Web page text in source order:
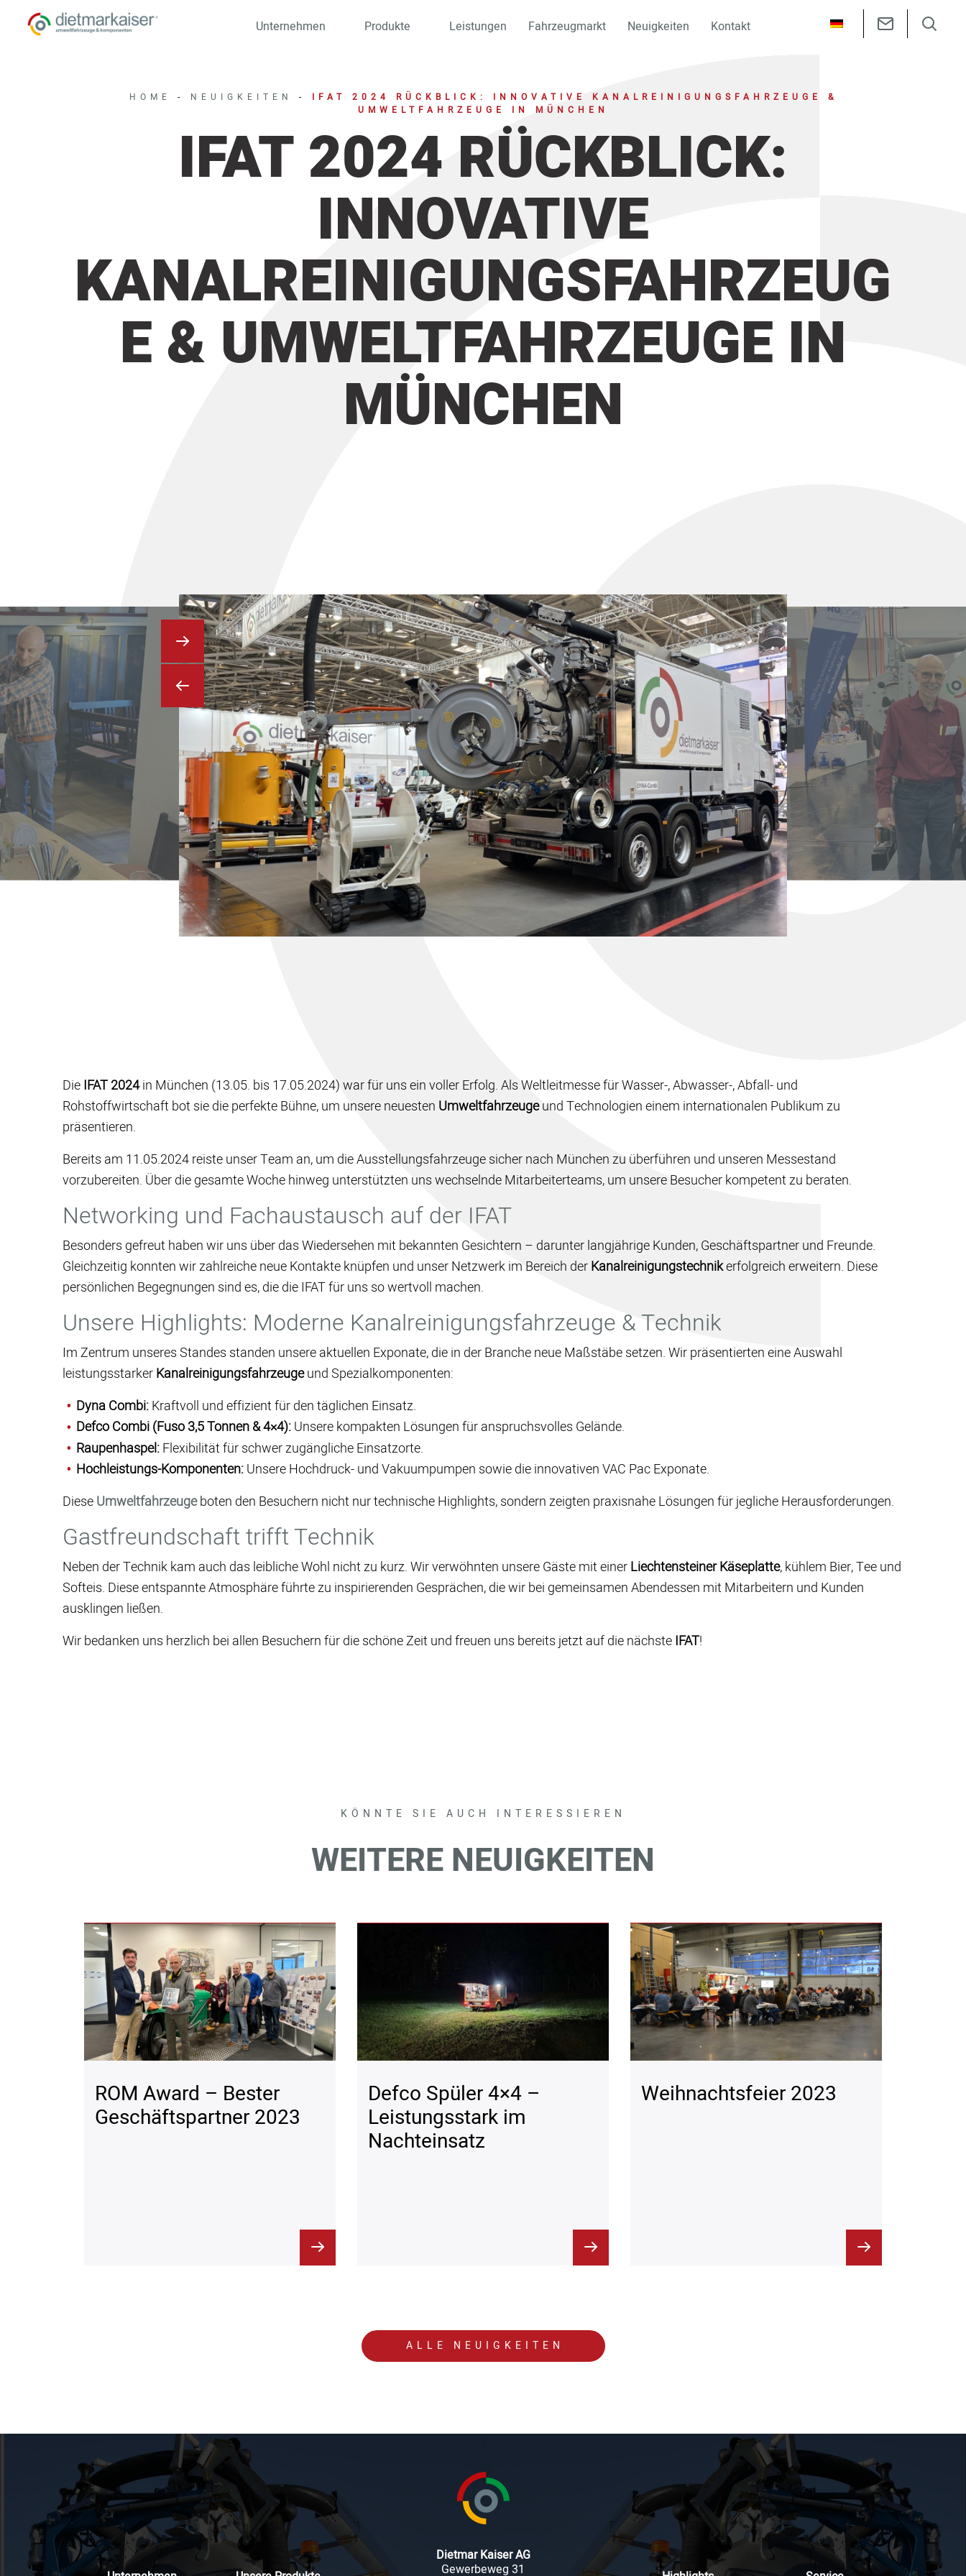
Unternehmen Produkte Leistungen Fahrzeugmarkt Neuigkeiten Kontakt
HOME - NEUIGKEITEN - IFAT 2024 RÜCKBLICK: INNOVATIVE KANALREINIGUNGSFAHRZEUGE &
UMWELTFAHRZEUGE IN MÜNCHEN
IFAT 2024 RÜCKBLICK:
INNOVATIVE
KANALREINIGUNGSFAHRZEUG
E & UMWELTFAHRZEUGE IN
MÜNCHEN
DieIFAT 2024in München (13.05. bis 17.05.2024) war für uns ein voller Erfolg. Als Weltleitmesse für Wasser-, Abwasser-, Abfall- und
Rohstoffwirtschaft bot sie die perfekte Bühne, um unsere neuesten Umweltfahrzeugeund Technologien einem internationalen Publikum zu
präsentieren.
Bereits am 11.05.2024 reiste unser Team an, um die Ausstellungsfahrzeuge sicher nach München zu überführen und unseren Messestand
vorzubereiten. Über die gesamte Woche hinweg unterstützten uns wechselnde Mitarbeiterteams, um unsere Besucher kompetent zu beraten.
Networking und Fachaustausch auf der IFAT
Besonders gefreut haben wir uns über das Wiedersehen mit bekannten Gesichtern – darunter langjährige Kunden, Geschäftspartner und Freunde.
Gleichzeitig konnten wir zahlreiche neue Kontakte knüpfen und unser Netzwerk im Bereich derKanalreinigungstechnikerfolgreich erweitern. Diese
persönlichen Begegnungen sind es, die die IFAT für uns so wertvoll machen.
Unsere Highlights: Moderne Kanalreinigungsfahrzeuge & Technik
Im Zentrum unseres Standes standen unsere aktuellen Exponate, die in der Branche neue Maßstäbe setzen. Wir präsentierten eine Auswahl
leistungsstarkerKanalreinigungsfahrzeugeund Spezialkomponenten:
Dyna Combi:Kraftvoll und effizient für den täglichen Einsatz.
Defco Combi (Fuso 3,5 Tonnen & 4×4):Unsere kompakten Lösungen für anspruchsvolles Gelände.
Raupenhaspel:Flexibilität für schwer zugängliche Einsatzorte.
Hochleistungs-Komponenten:Unsere Hochdruck- und Vakuumpumpen sowie die innovativen VAC Pac Exponate.
DieseUmweltfahrzeugeboten den Besuchern nicht nur technische Highlights, sondern zeigten praxisnahe Lösungen für jegliche Herausforderungen.
Gastfreundschaft trifft Technik
Neben der Technik kam auch das leibliche Wohl nicht zu kurz. Wir verwöhnten unsere Gäste mit einerLiechtensteiner Käseplatte, kühlem Bier, Tee und
Softeis. Diese entspannte Atmosphäre führte zu inspirierenden Gesprächen, die wir bei gemeinsamen Abendessen mit Mitarbeitern und Kunden
ausklingen ließen.
Wir bedanken uns herzlich bei allen Besuchern für die schöne Zeit und freuen uns bereits jetzt auf die nächsteIFAT!
KÖNNTE SIE AUCH INTERESSIEREN
WEITERE NEUIGKEITEN
ROM Award – Bester
Geschäftspartner 2023
Defco Spüler 4×4 –
Leistungsstark im
Nachteinsatz
Weihnachtsfeier 2023
ALLE NEUIGKEITEN
Dietmar Kaiser AG
Gewerbeweg 31